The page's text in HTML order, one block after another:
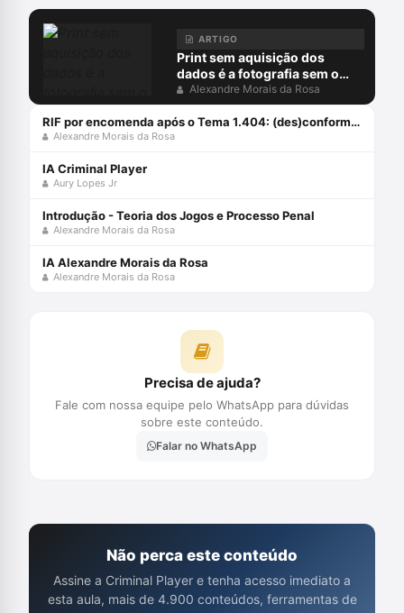
ARTIGO
Print sem aquisição dos
dados é a fotografia sem o
negativo
Alexandre Morais da Rosa
RIF por encomenda após o Tema 1.404: (des)conformidades
Alexandre Morais da Rosa
IA Criminal Player
Aury Lopes Jr
Introdução - Teoria dos Jogos e Processo Penal
Alexandre Morais da Rosa
IA Alexandre Morais da Rosa
Alexandre Morais da Rosa
Precisa de ajuda?
Fale com nossa equipe pelo WhatsApp para dúvidas
sobre este conteúdo.
Falar no WhatsApp
Não perca este conteúdo
Assine a Criminal Player e tenha acesso imediato a
esta aula, mais de 4.900 conteúdos, ferramentas de